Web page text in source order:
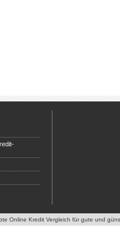
Online Kredit Vergleich für gute und